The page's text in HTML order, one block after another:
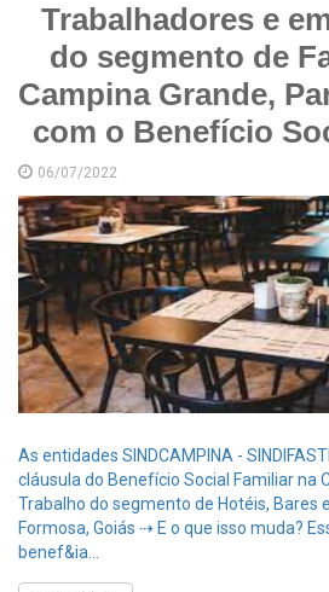
Trabalhadores e
do segmento de
Campina Grande,
com o Benefício
06/07/2022
As entidades SINDCAMPINA -
cláusula do Benefício Social Familiar na
Trabalho do segmento de Hotéis, Bares
Formosa, Goiás ⇢ E o que isso muda?
benef&ia...